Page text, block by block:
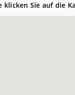
klicken Sie auf die